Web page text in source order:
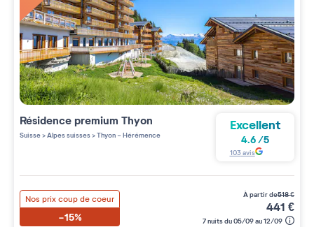
Résidence premium Thyon
Suisse>Alpes suisses>Thyon - Hérémence
Excellent
4.6/5
103avis
Nos prix coup de coeur
-15%
à partir de518€
441 €
7 nuits du 05/09 au 12/09